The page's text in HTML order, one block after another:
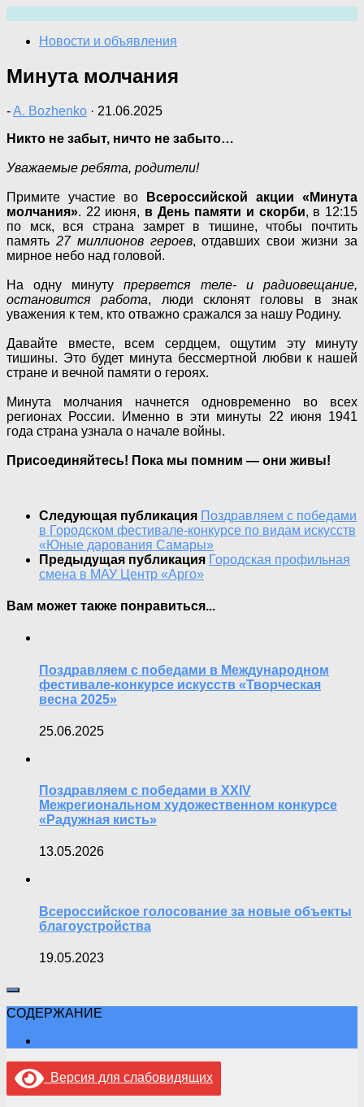
содержимому
Новости и объявления
Минута молчания
-A. Bozhenko · 21.06.2025
Никто не забыт, ничто не забыто…
Уважаемые ребята, родители!
Примите участие во
Всероссийской акции «Минута
молчания». 22 июня, в День памяти и скорби, в 12:15
по мск, вся страна замрет в тишине, чтобы почтить
память 27 миллионов героев, отдавших свои жизни за
мирное небо над головой.
На одну минуту прервется теле- и радиовещание,
остановится работа, люди склонят головы в знак
уважения к тем, кто отважно сражался за нашу Родину.
Давайте вместе, всем сердцем, ощутим эту минуту
тишины. Это будет минута бессмертной любви к нашей
стране и вечной памяти о героях.
Минута молчания начнется одновременно во всех
регионах России. Именно в эти минуты 22 июня 1941
года страна узнала о начале войны.
Присоединяйтесь! Пока мы помним — они живы!
Следующая публикация Поздравляем с победами
в Городском фестивале-конкурсе по видам искусств
«Юные дарования Самары»
Предыдущая публикация Городская профильная
смена в МАУ Центр «Арго»
Вам может также понравиться...
Поздравляем с победами в Международном
фестивале-конкурсе искусств «Творческая
весна 2025»
25.06.2025
Поздравляем с победами в XXIV
Межрегиональном художественном конкурсе
«Радужная кисть»
13.05.2026
Всероссийское голосование за новые объекты
благоустройства
19.05.2023
СОДЕРЖАНИЕ
Версия для слабовидящих